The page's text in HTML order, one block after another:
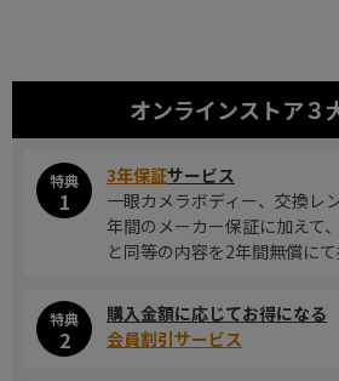
オンラインストア３
特典
1
3年保証サービス
一眼カメラボディー、交換レ
年間のメーカー保証に加えて
と同等の内容を2年間無償にて
特典
2
購入金額に応じてお得になる
会員割引サービス